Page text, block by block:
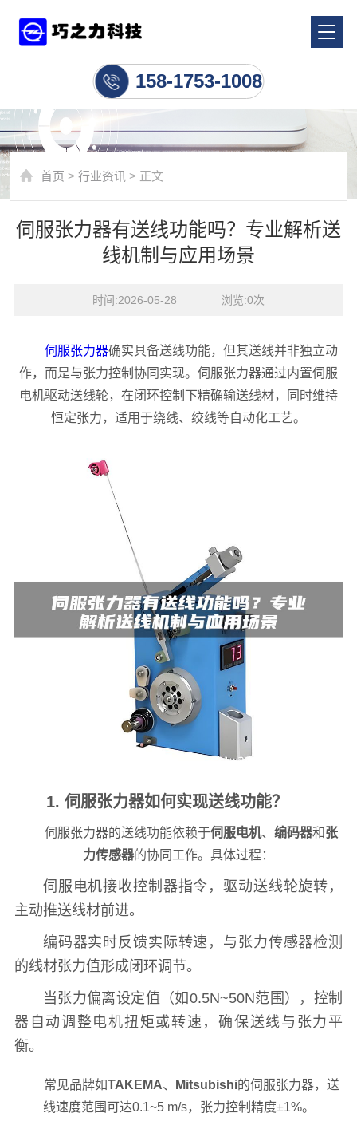
158-1753-1008
首页 >行业资讯 > 正文
伺服张力器有送线功能吗？专业解析送
线机制与应用场景
时间:2026-05-28    浏览:0次
伺服张力器确实具备送线功能，但其送线并非独立动
作，而是与张力控制协同实现。伺服张力器通过内置伺服
电机驱动送线轮，在闭环控制下精确输送线材，同时维持
恒定张力，适用于绕线、绞线等自动化工艺。
1. 伺服张力器如何实现送线功能？
伺服张力器的送线功能依赖于伺服电机、 编码器和张
力传感器的协同工作。具体过程：
伺服电机接收控制器指令，驱动送线轮旋转，
主动推送线材前进。
编码器实时反馈实际转速，与张力传感器检测
的线材张力值形成闭环调节。
当张力偏离设定值（如0.5N~50N范围），控制
器自动调整电机扭矩或转速，确保送线与张力平
衡。
常见品牌如TAKEMA、 Mitsubishi的伺服张力器，送
线速度范围可达0.1~5 m/s，张力控制精度±1%。